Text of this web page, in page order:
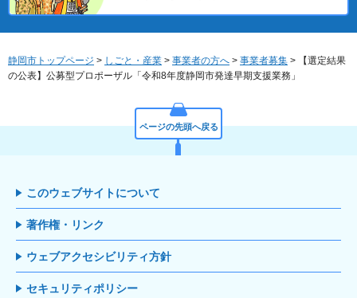
静岡市トップページ > しごと・産業 > 事業者の方へ > 事業者募集 > 【選定結果
の公表】公募型プロポーザル「令和8年度静岡市発達早期支援業務」
ページの先頭へ戻る
このウェブサイトについて
著作権・リンク
ウェブアクセシビリティ方針
セキュリティポリシー